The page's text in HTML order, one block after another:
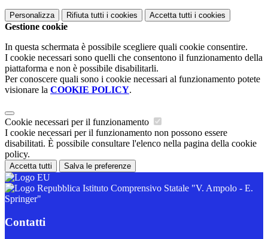
Personalizza Rifiuta tutti i cookies Accetta tutti i cookies
Gestione cookie
In questa schermata è possibile scegliere quali cookie consentire.
I cookie necessari sono quelli che consentono il funzionamento della
piattaforma e non è possibile disabilitarli.
Per conoscere quali sono i cookie necessari al funzionamento potete
visionare la COOKIE POLICY.
Cookie necessari per il funzionamento
I cookie necessari per il funzionamento non possono essere
disabilitati. È possibile consultare l'elenco nella pagina della cookie
policy.
Accetta tutti Salva le preferenze
Istituto Comprensivo Statale "V. Ampolo - E.
Springer"
Contatti